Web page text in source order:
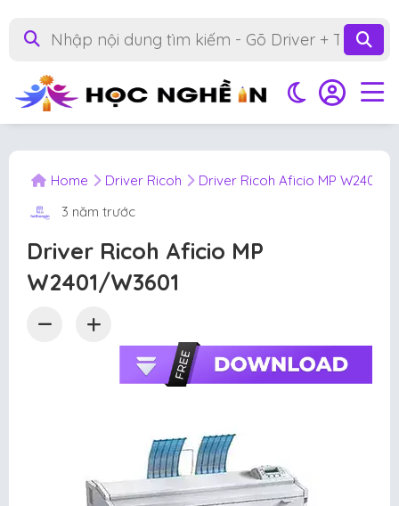
Home Driver Ricoh
Driver Ricoh Aficio MP W2401/
3 năm trước
Driver Ricoh Aficio MP
W2401/W3601